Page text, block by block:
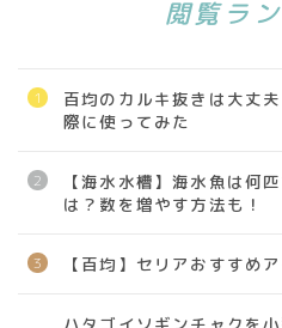
閲覧ラ
百均のカルキ抜きは大丈
際に使ってみた
【海水水槽】海水魚は何
は？数を増やす方法も！
【百均】セリアおすすめ